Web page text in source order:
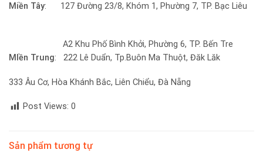
Miền Tây: 127 Đường 23/8, Khóm 1, Phường 7, TP. Bạc Liêu
A2 Khu Phố Bình Khởi, Phường 6, TP. Bến Tre
MIền Trung: 222 Lê Duẩn, Tp.Buôn Ma Thuột, Đăk Lăk
333 Âu Cơ, Hòa Khánh Bắc, Liên Chiểu, Đà Nẵng
Post Views: 0
Sản phẩm tương tự